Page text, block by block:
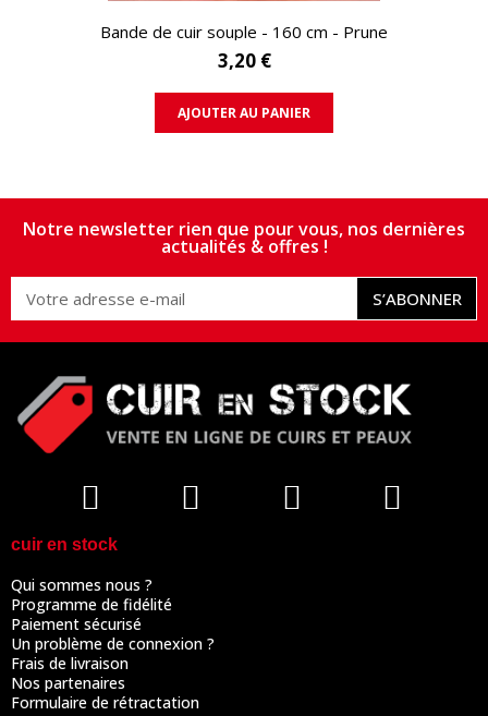
APERÇU RAPIDE
Bande de cuir souple - 160 cm - Prune
3,20 €
AJOUTER AU PANIER
Notre newsletter rien que pour vous, nos dernières
actualités & offres !
S’ABONNER
cuir en stock
Qui sommes nous ?
Programme de fidélité
Paiement sécurisé
Un problème de connexion ?
Frais de livraison
Nos partenaires
Formulaire de rétractation